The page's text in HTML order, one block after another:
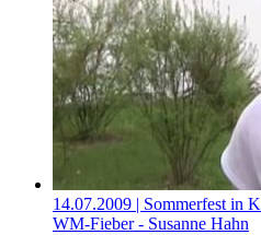
14.07.2009 | Sommerfest in
WM-Fieber - Susanne Hahn